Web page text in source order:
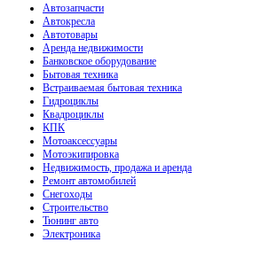
Автозапчасти
Автокресла
Автотовары
Аренда недвижимости
Банковское оборудование
Бытовая техника
Встраиваемая бытовая техника
Гидроциклы
Квадроциклы
КПК
Мотоаксессуары
Мотоэкипировка
Недвижимость, продажа и аренда
Ремонт автомобилей
Снегоходы
Строительство
Тюнинг авто
Электроника